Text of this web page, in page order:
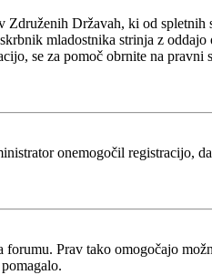
Državah, ki od spletnih
mladostnika strinja z oddajo
se za pomoč obrnite na
onemogočil registracijo,
Prav tako omogočajo